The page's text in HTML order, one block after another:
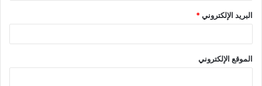
البريد الإلكتروني*
الموقع الإلكتروني